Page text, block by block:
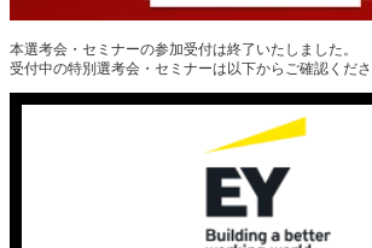
本選考会・セミナーの参加受付は終了いたしました。
受付中の特別選考会・セミナーは以下からご確認くださ